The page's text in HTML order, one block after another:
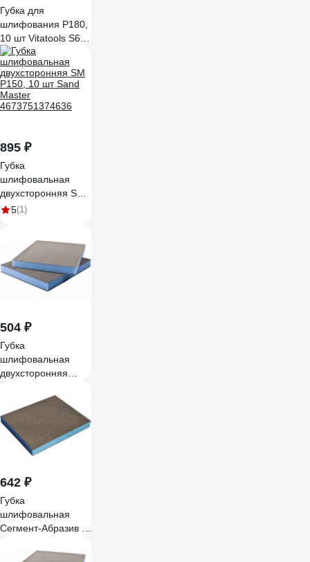
Губка для
шлифования P180,
10 шт Vitatools S66-
P180-10
895 ₽
Губка
шлифовальная
двухсторонняя SM
Р150, 10 шт Sand
5(1)
504 ₽
Губка
шлифовальная
двухсторонняя
Р100, 5 шт
4673770902025
642 ₽
Губка
шлифовальная
Сегмент-Абразив S-
сторонняя, P150, 5